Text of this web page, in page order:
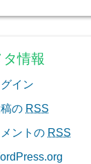
タ情報
グイン
の RSS
ントの RSS